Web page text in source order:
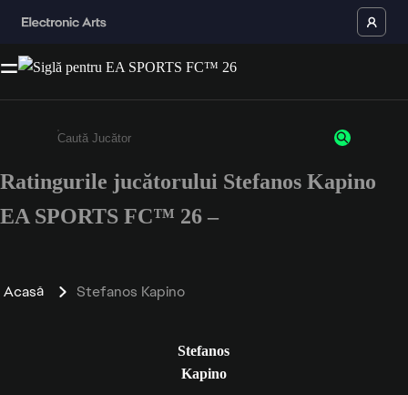
Enter a minimum of 3 characters or numbers
Ratingurile jucătorului Stefanos Kapino
EA SPORTS FC™ 26 –
Acasă Stefanos Kapino
Stefanos
Kapino